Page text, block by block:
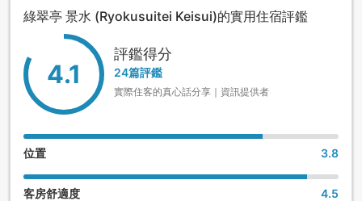
綠翠亭 景水 (Ryokusuitei Keisui)的實用住宿評鑑
4.1
評鑑得分
24篇評鑑
實際住客的真心話分享｜資訊提供者
位置 3.8
客房舒適度 4.5